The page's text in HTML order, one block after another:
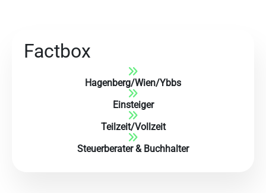
Factbox
Hagenberg/Wien/Ybbs
Einsteiger
Teilzeit/Vollzeit
Steuerberater & Buchhalter